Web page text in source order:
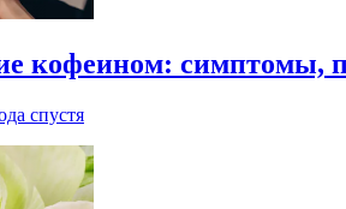
кофеином: симптомы,
спустя